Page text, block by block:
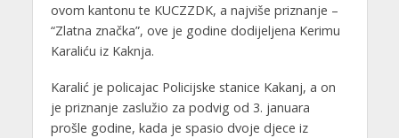
ovom kantonu te KUCZZDK, a najviše priznanje –
“Zlatna značka”, ove je godine dodijeljena Kerimu
Karaliću iz Kaknja.
Karalić je policajac Policijske stanice Kakanj, a on
je priznanje zaslužio za podvig od 3. januara
prošle godine, kada je spasio dvoje djece iz